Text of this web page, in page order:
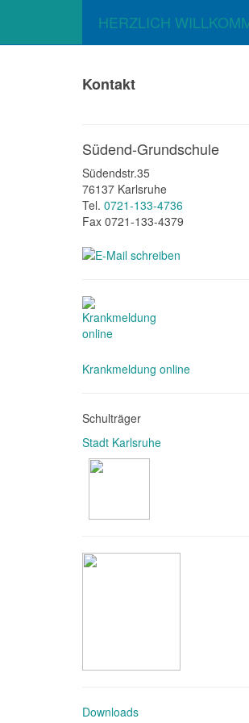
HERZLICH
Kontakt
Südend-Grundschule
Südendstr.35
76137 Karlsruhe
Tel. 0721-133-4736
Fax 0721-133-4379
Krankmeldung online
Schulträger
Stadt Karlsruhe
Downloads